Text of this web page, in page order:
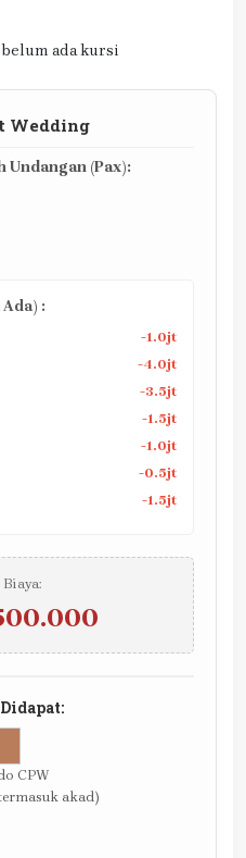
ada kursi
Wedding
Undangan (Pax):
:
-1.0jt
-4.0jt
-3.5jt
-1.5jt
-1.0jt
-0.5jt
-1.5jt
CPW
akad)